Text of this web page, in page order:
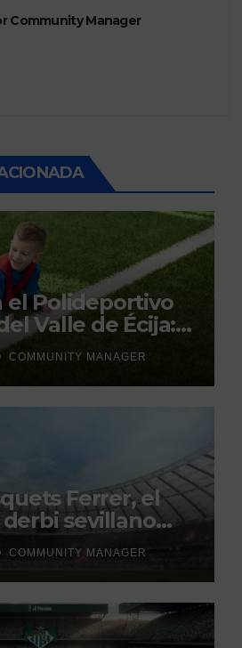
Community Manager
el Polideportivo
Valle de Écija:
y Mantenimiento
COMMUNITY MANAGER
Ferrer, el
sevillano
que genera
COMMUNITY MANAGER